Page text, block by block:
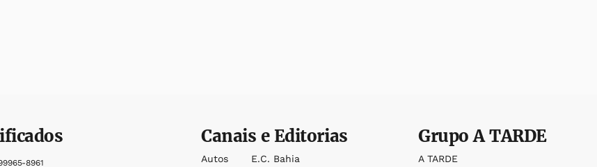
8961
Canais e Editorias
Autos E.c. Bahia
GrupoA TARDE
A TARDE